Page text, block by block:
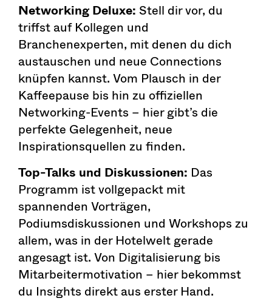
Networking Deluxe:Stell dir vor, du
triffst auf Kollegen und
Branchenexperten, mit denen du dich
austauschen und neue Connections
knüpfen kannst. Vom Plausch in der
Kaffeepause bis hin zu offiziellen
Networking-Events – hier gibt’s die
perfekte Gelegenheit, neue
Inspirationsquellen zu finden.
Top-Talks und Diskussionen: Das
Programm ist vollgepackt mit
spannenden Vorträgen,
Podiumsdiskussionen und Workshops zu
allem, was in der Hotelwelt gerade
angesagt ist. Von Digitalisierung bis
Mitarbeitermotivation – hier bekommst
du Insights direkt aus erster Hand.